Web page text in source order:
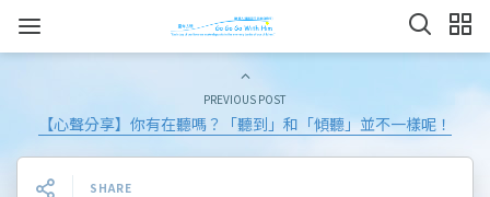
PREVIOUS POST
【心聲分享】你有在聽嗎？「聽到」和「傾聽」並不一樣呢！
SHARE